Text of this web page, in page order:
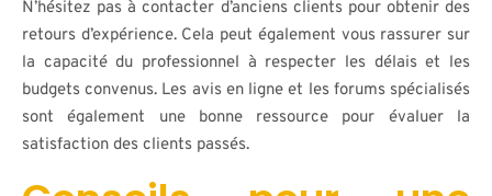
N’hésitez pas à contacter d’anciens clients pour obtenir des
retours d’expérience. Cela peut également vous rassurer sur
la capacité du professionnel à respecter les délais et les
budgets convenus. Les avis en ligne et les forums spécialisés
sont également une bonne ressource pour évaluer la
satisfaction des clients passés.